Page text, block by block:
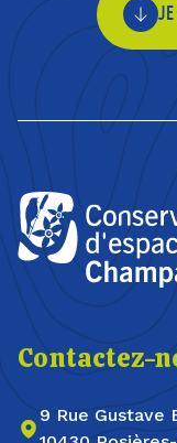
Contactez-
9 Rue Gustave